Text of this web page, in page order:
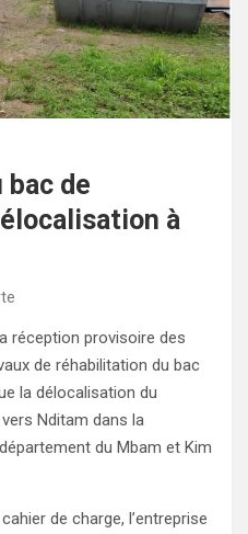
bac de
à
réception provisoire des
de réhabilitation du bac
la délocalisation du
Nditam dans la
du Mbam et Kim
de charge, l’entreprise